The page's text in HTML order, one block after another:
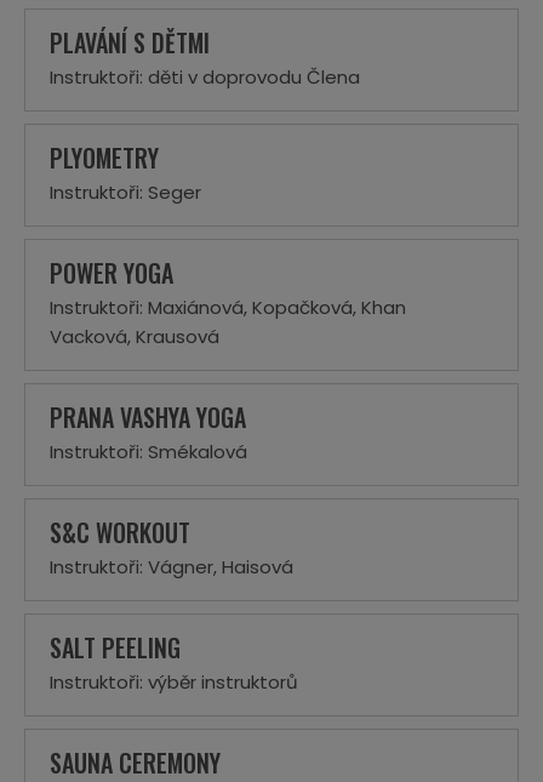
PLAVÁNÍ S DĚTMI
Instruktoři: děti v doprovodu Člena
PLYOMETRY
Instruktoři: Seger
POWER YOGA
Instruktoři: Maxiánová, Kopačková, Khan
Vacková, Krausová
PRANA VASHYA YOGA
Instruktoři: Smékalová
S&C WORKOUT
Instruktoři: Vágner, Haisová
SALT PEELING
Instruktoři: výběr instruktorů
SAUNA CEREMONY